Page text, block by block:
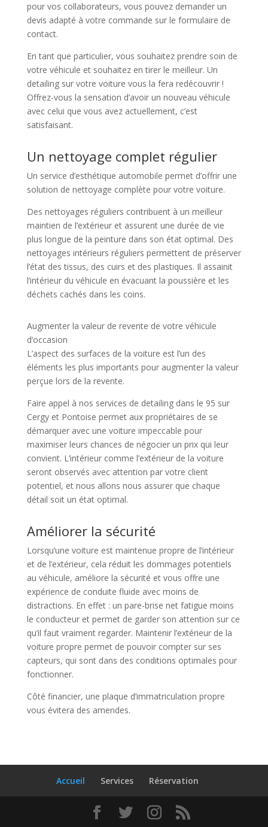
pour vos collaborateurs, vous pouvez demander un
devis adapté à votre commande sur le formulaire de
contact.
En tant que particulier, vous souhaitez prendre soin de
votre véhicule et souhaitez en tirer le meilleur. Un
detailing sur votre voiture vous la fera redécouvrir !
Offrez-vous la sensation d’avoir un nouveau véhicule
avec celui que vous avez actuellement, c’est
satisfaisant.
Un nettoyage complet régulier
Un service d’esthétique automobile permet d’offrir une
solution de nettoyage complète pour votre voiture.
Des nettoyages réguliers contribuent à un meilleur
maintien de l’extérieur et assurent une durée de vie
plus longue de la peinture dans son état optimal. Des
nettoyages intérieurs réguliers permettent de préserver
l’état des tissus, des cuirs et des plastiques. Il assainit
l’intérieur du véhicule en évacuant la poussière et les
déchets cachés dans les coins.
Augmenter la valeur de revente de votre véhicule
d’occasion
L’aspect des surfaces de la voiture est l’un des
éléments les plus importants pour augmenter la valeur
perçue lors de la revente.
Faire appel à nos services de detailing dans le 95 sur
Cergy et Pontoise permet aux propriétaires de se
démarquer avec une voiture impeccable pour
maximiser leurs chances de négocier un prix qui leur
convient. L’intérieur comme l’extérieur de la voiture
seront observés avec attention par votre client
potentiel, et nous allons nous assurer que chaque
détail soit un état optimal.
Améliorer la sécurité
Lorsqu’une voiture est maintenue propre de l’intérieur
et de l’extérieur, cela réduit les dommages potentiels
au véhicule, améliore la sécurité et vous offre une
expérience de conduite fluide avec moins de
distractions. En effet : un pare-brise net fatigue moins
le conducteur et permet de garder son attention sur ce
qu’il faut vraiment regarder. Maintenir l’extérieur de la
voiture propre permet de pouvoir compter sur ses
capteurs, qui sont dans des conditions optimales pour
fonctionner.
Côté financier, une plaque d’immatriculation propre
vous évitera des amendes.
Accueil Services Réservation